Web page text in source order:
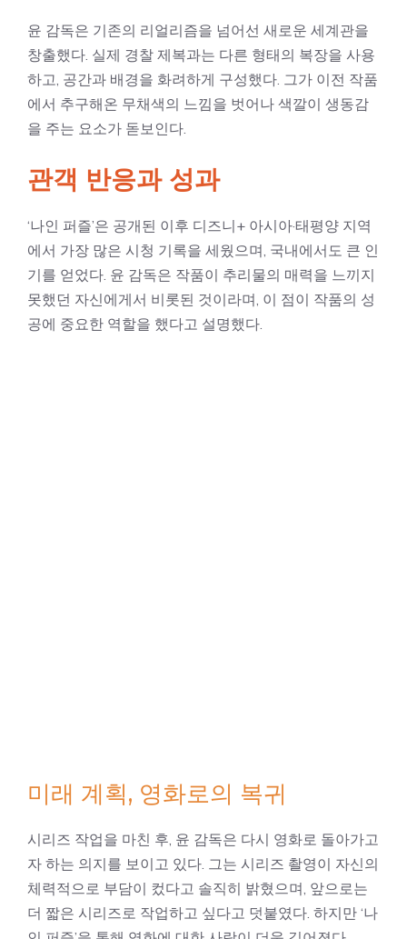
윤 감독은 기존의 리얼리즘을 넘어선 새로운 세계관을
창출했다. 실제 경찰 제복과는 다른 형태의 복장을 사용
하고, 공간과 배경을 화려하게 구성했다. 그가 이전 작품
에서 추구해온 무채색의 느낌을 벗어나 색깔이 생동감
을 주는 요소가 돋보인다.
관객 반응과 성과
‘나인 퍼즐’은 공개된 이후 디즈니+ 아시아·태평양 지역
에서 가장 많은 시청 기록을 세웠으며, 국내에서도 큰 인
기를 얻었다. 윤 감독은 작품이 추리물의 매력을 느끼지
못했던 자신에게서 비롯된 것이라며, 이 점이 작품의 성
공에 중요한 역할을 했다고 설명했다.
미래 계획, 영화로의 복귀
시리즈 작업을 마친 후, 윤 감독은 다시 영화로 돌아가고
자 하는 의지를 보이고 있다. 그는 시리즈 촬영이 자신의
체력적으로 부담이 컸다고 솔직히 밝혔으며, 앞으로는
더 짧은 시리즈로 작업하고 싶다고 덧붙였다. 하지만 ‘나